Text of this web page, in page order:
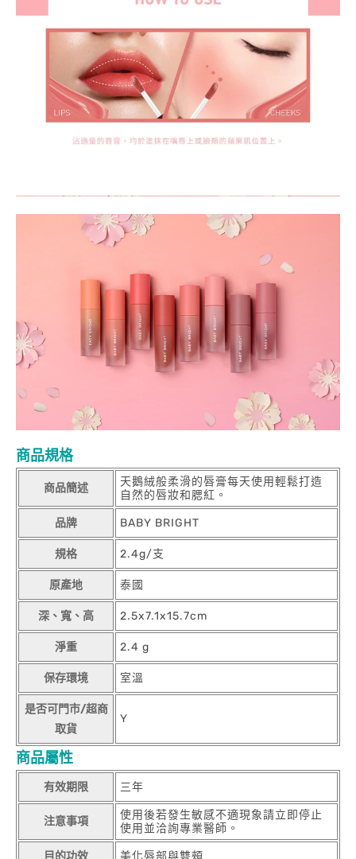
商品規格
商品簡述
天鵝絨般柔滑的唇膏每天使用輕鬆打造
自然的唇妝和腮紅。
品牌 BABY BRIGHT
規格 2.4g/支
原產地 泰國
深、寬、高 2.5x7.1x15.7cm
淨重 2.4 g
保存環境 室溫
是否可門市/超商
取貨
Y
商品屬性
有效期限 三年
注意事項
使用後若發生敏感不適現象請立即停止
使用並洽詢專業醫師。
目的功效 美化唇部與雙頰